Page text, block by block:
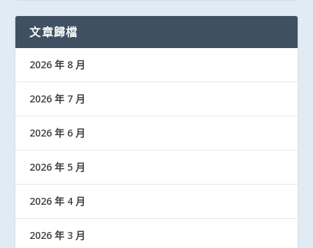
文章歸檔
2026 年 8 月
2026 年 7 月
2026 年 6 月
2026 年 5 月
2026 年 4 月
2026 年 3 月